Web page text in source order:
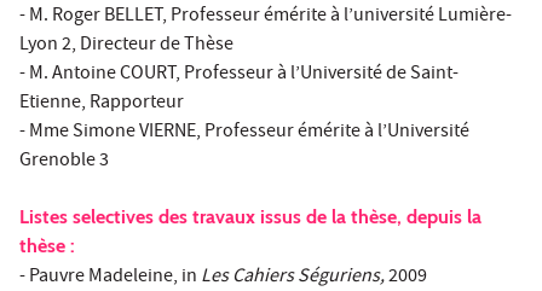
- M. Roger BELLET, Professeur émérite à l’université Lumière-
Lyon 2, Directeur de Thèse
- M. Antoine COURT, Professeur à l’Université de Saint-
Etienne, Rapporteur
- Mme Simone VIERNE, Professeur émérite à l’Université
Grenoble 3
Listes selectives des travaux issus de la thèse, depuis la
thèse :
- Pauvre Madeleine, in Les Cahiers Séguriens,2009